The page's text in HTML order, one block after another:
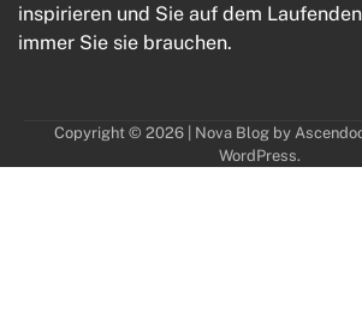
inspirieren und Sie auf dem
immer Sie sie brauchen.
Copyright © 2026 | Nova Blog by
WordPress.